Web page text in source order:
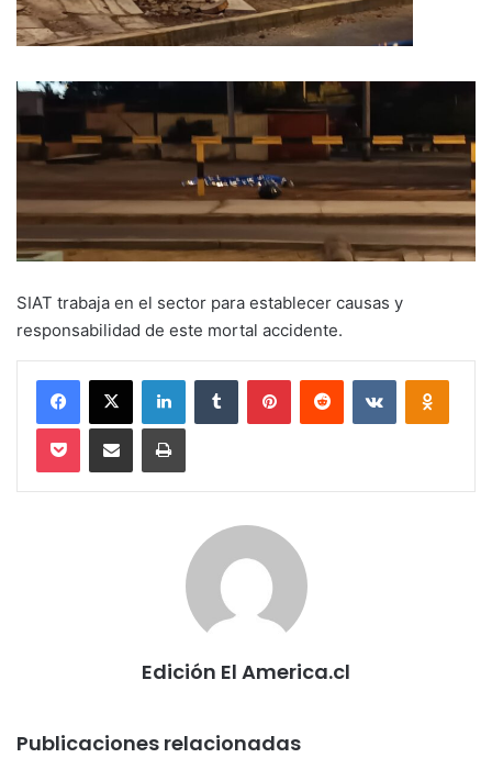
SIAT trabaja en el sector para establecer causas y
responsabilidad de este mortal accidente.
Facebook
X LinkedInTumblr PinterestReddit VKontakte
Pocket Compartir via email Imprimir
Edición El America.cl
Publicaciones relacionadas